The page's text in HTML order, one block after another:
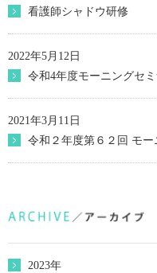
看護師シャドウ研修
2022年5月12日
令和4年度モーニングセ
2021年3月11日
令和２年度第６２回 モー
2023年